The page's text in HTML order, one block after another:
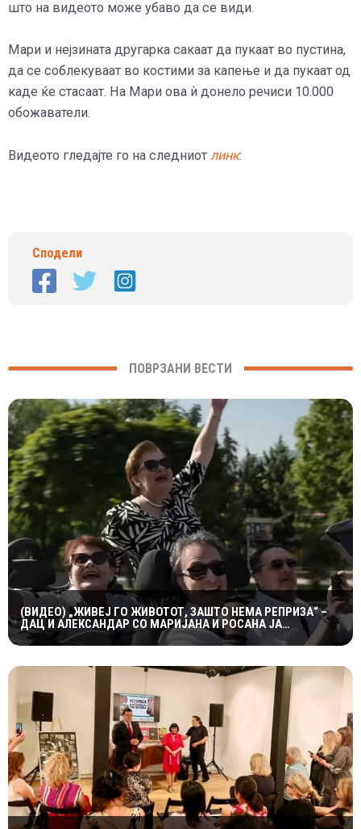
што на видеото може убаво да се види.
Мари и нејзината другарка сакаат да пукаат во пустина,
да се соблекуваат во костими за капење и да пукаат од
каде ќе стасаат. На Мари ова ѝ донело речиси 10.000
обожаватели.
Видеото гледајте го на следниот линк:
Сподели
ПОВРЗАНИ ВЕСТИ
(ВИДЕО) „ЖИВЕЈ ГО ЖИВОТОТ, ЗАШТО НЕМА РЕПРИЗА“ –
ДАЦ И АЛЕКСАНДАР СО МАРИЈАНА И РОСАНА ЈА
ПРЕТСТАВИЈА „ЗАСЕКОГАШ МЛАДИ“